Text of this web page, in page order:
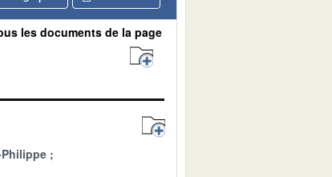
les documents de la page
Philippe